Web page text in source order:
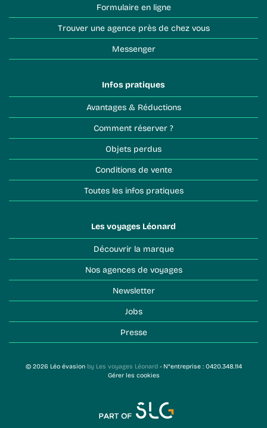
Formulaire en ligne
Trouver une agence près de chez vous
Messenger
Infos pratiques
Avantages & Réductions
Comment réserver ?
Objets perdus
Conditions de vente
Toutes les infos pratiques
Les voyages Léonard
Découvrir la marque
Nos agences de voyages
Newsletter
Jobs
Presse
© 2026 Léo évasion by Les voyages Léonard- N°entreprise : 0420.348.114
Gérer les cookies